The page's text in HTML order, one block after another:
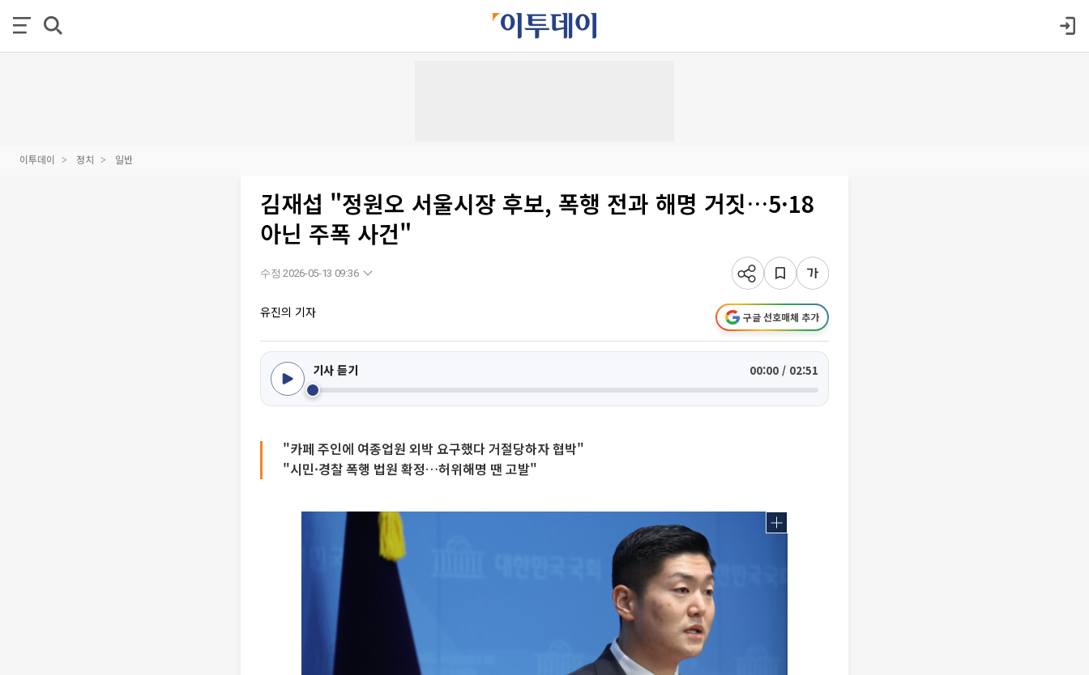
이투데이 정치 일반
김재섭 "정원오 서울시장 후보, 폭행 전과 해명 거짓…5·18
아닌 주폭 사건"
수정 2026-05-13 09:36
유진의 기자 구글 선호매체 추가
기사 듣기 00:00 / 02:51
"카페 주인에 여종업원 외박 요구했다 거절당하자 협박"
"시민·경찰 폭행 법원 확정…허위해명 땐 고발"